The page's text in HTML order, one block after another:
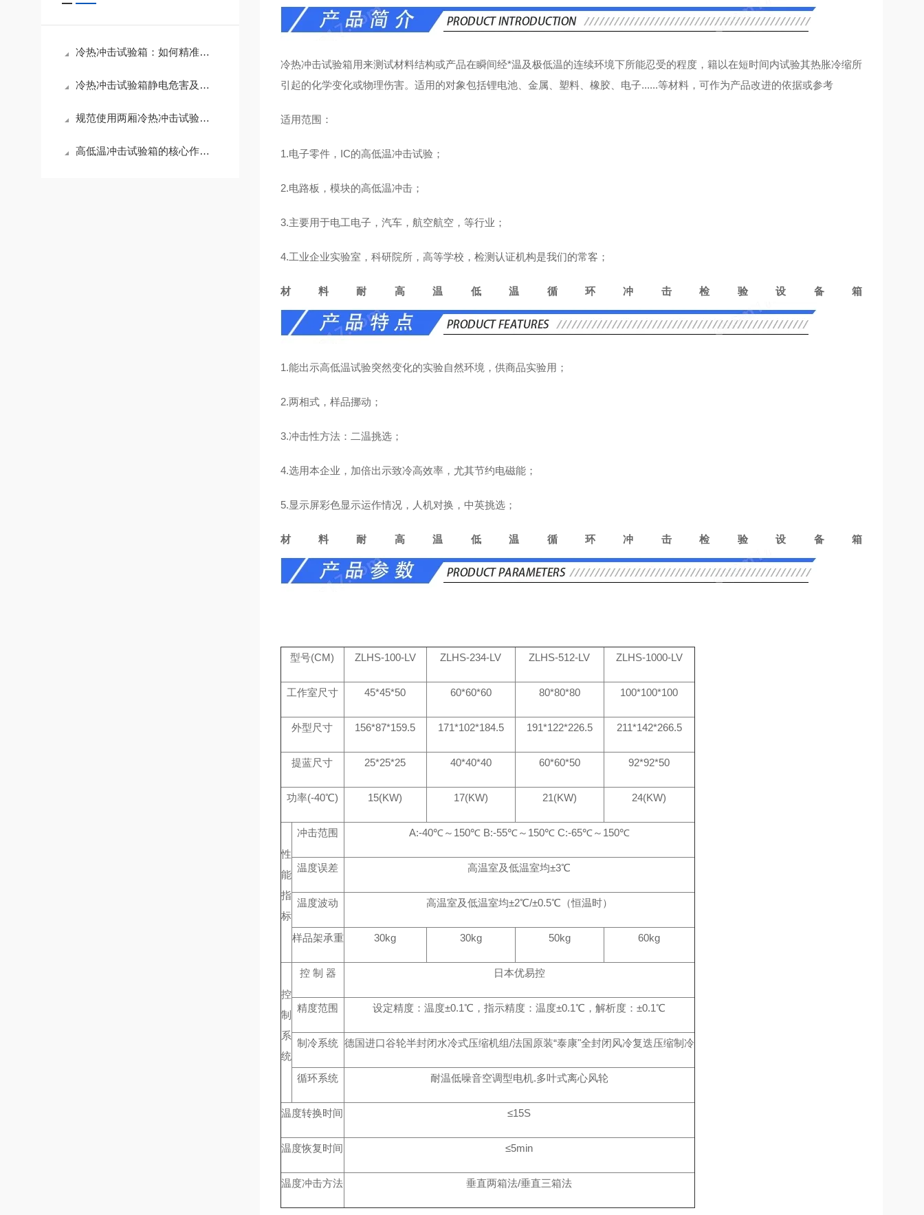
冷热冲击试验箱：如何精准模拟剧烈温度变化，验证产品可靠性？
冷热冲击试验箱静电危害及全维度预防措施
规范使用两厢冷热冲击试验箱的核心要点
高低温冲击试验箱的核心作用及工业应用价值
冷热冲击试验箱用来测试材料结构或产品在瞬间经*温及极低温的连续环境下所能忍受的程度，籍以在短时间内试验其热胀冷缩所
引起的化学变化或物理伤害。适用的对象包括锂电池、金属、塑料、橡胶、电子......等材料，可作为产品改进的依据或参考
适用范围：
1.电子零件，IC的高低温冲击试验；
2.电路板，模块的高低温冲击；
3.主要用于电工电子，汽车，航空航空，等行业；
4.工业企业实验室，科研院所，高等学校，检测认证机构是我们的常客；
材料耐高温低温循环冲击检验设备箱
1.能出示高低温试验突然变化的实验自然环境，供商品实验用；
2.两相式，样品挪动；
3.冲击性方法：二温挑选；
4.选用本企业，加倍出示致冷高效率，尤其节约电磁能；
5.显示屏彩色显示运作情况，人机对换，中英挑选；
材料耐高温低温循环冲击检验设备箱
型号(CM) ZLHS-100-LV ZLHS-234-LV ZLHS-512-LV ZLHS-1000-LV
工作室尺寸 45*45*50 60*60*60 80*80*80 100*100*100
外型尺寸 156*87*159.5 171*102*184.5 191*122*226.5 211*142*266.5
提蓝尺寸 25*25*25 40*40*40 60*60*50 92*92*50
功率(-40℃) 15(KW) 17(KW) 21(KW) 24(KW)
性
能
指
标
冲击范围 A:-40℃～150℃ B:-55℃～150℃ C:-65℃～150℃
温度误差 高温室及低温室均±3℃
温度波动 高温室及低温室均±2℃/±0.5℃（恒温时）
样品架承重 30kg 30kg 50kg 60kg
控
制
系
统
控 制 器 日本优易控
精度范围 设定精度：温度±0.1℃，指示精度：温度±0.1℃，解析度：±0.1℃
制冷系统 德国进口谷轮半封闭水冷式压缩机组/法国原装“泰康"全封闭风冷复迭压缩制冷
循环系统 耐温低噪音空调型电机.多叶式离心风轮
温度转换时间 ≤15S
温度恢复时间 ≤5min
温度冲击方法 垂直两箱法/垂直三箱法